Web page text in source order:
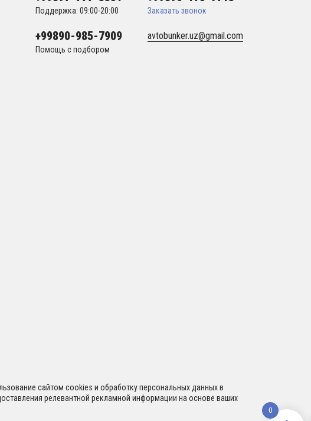
Поддержка: 09:00-20:00 Заказать звонок
+99890-985-7909
Помощь с подбором
avtobunker.uz@gmail.com
сайтом cookies и обработку персональных данных в
релевантной рекламной информации на основе ваших
0